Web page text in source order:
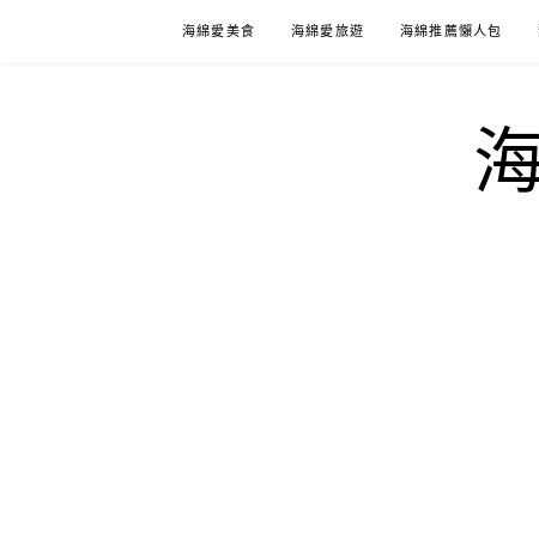
海綿愛美食 海綿愛旅遊 海綿推薦懶人包